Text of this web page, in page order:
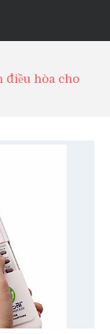
điều hòa cho